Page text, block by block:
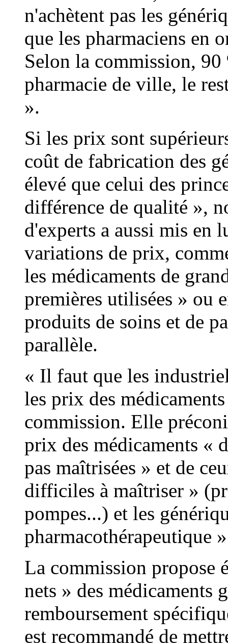
n'achètent pas les
que les pharmaciens en
Selon la commission, 90
pharmacie de ville, le
».
Si les prix sont
coût de fabrication des
élevé que celui des
différence de qualité »,
d'experts a aussi mis en
variations de prix,
les médicaments de
premières utilisées » ou
produits de soins et de
parallèle.
« Il faut que les
les prix des
commission. Elle
prix des médicaments «
pas maîtrisées » et de
difficiles à maîtriser »
pompes...) et les
pharmacothérapeutique
La commission propose
nets » des médicaments
remboursement
est recommandé de